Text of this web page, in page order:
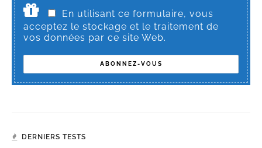
En utilisant ce formulaire, vous
acceptez le stockage et le traitement de
vos données par ce site Web.
DERNIERS TESTS